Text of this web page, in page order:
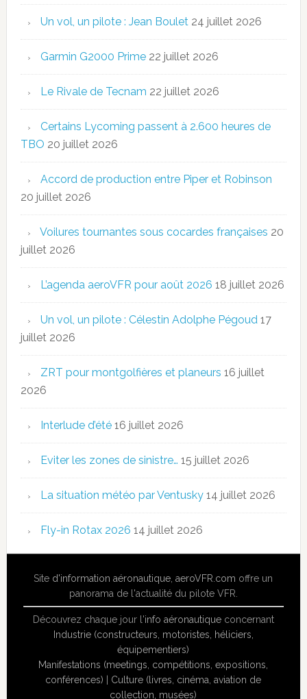
Un vol, un pilote : Jean Boulet 24 juillet 2026
Garmin G2000 Prime 22 juillet 2026
Le Rivale de Tecnam 22 juillet 2026
Certains Lycoming passent à 2.600 heures de
TBO 20 juillet 2026
Accord de production entre Piper et Robinson
20 juillet 2026
Voilures tournantes sous cocardes françaises 20
juillet 2026
L’agenda aeroVFR pour août 2026 18 juillet 2026
Un vol, un pilote : Célestin Adolphe Pégoud 17
juillet 2026
ZRT pour montgolfières et planeurs 16 juillet
2026
Interlude d’été 16 juillet 2026
Eviter les zones de sinistre… 15 juillet 2026
La situation météo par Ventusky 14 juillet 2026
Fly-in Rotax 2026 14 juillet 2026
Site d'information aéronautique ,aeroVFR.com offre un
panorama de l'actualité du pilote VFR.
Découvrez chaque jour l'info aéronautiqueconcernant
Industrie (constructeurs, motoristes, héliciers,
équipementiers)
Manifestations (meetings, compétitions, expositions,
conférences)
Culture (livres, cinéma, aviation de
collection, musées)